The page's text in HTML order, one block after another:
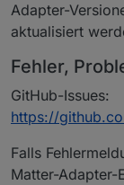
Adapter-
aktualisiert
Fehler,
GitHub-Issues:
https://
Falls
Matter-Adapter-